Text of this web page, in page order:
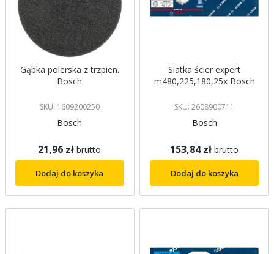
Gąbka polerska z trzpien.
Bosch
SKU: 1609200250
Bosch
21,96 zł brutto
Dodaj do koszyka
Siatka ścier expert
m480,225,180,25x Bosch
SKU: 2608900711
Bosch
153,84 zł brutto
Dodaj do koszyka